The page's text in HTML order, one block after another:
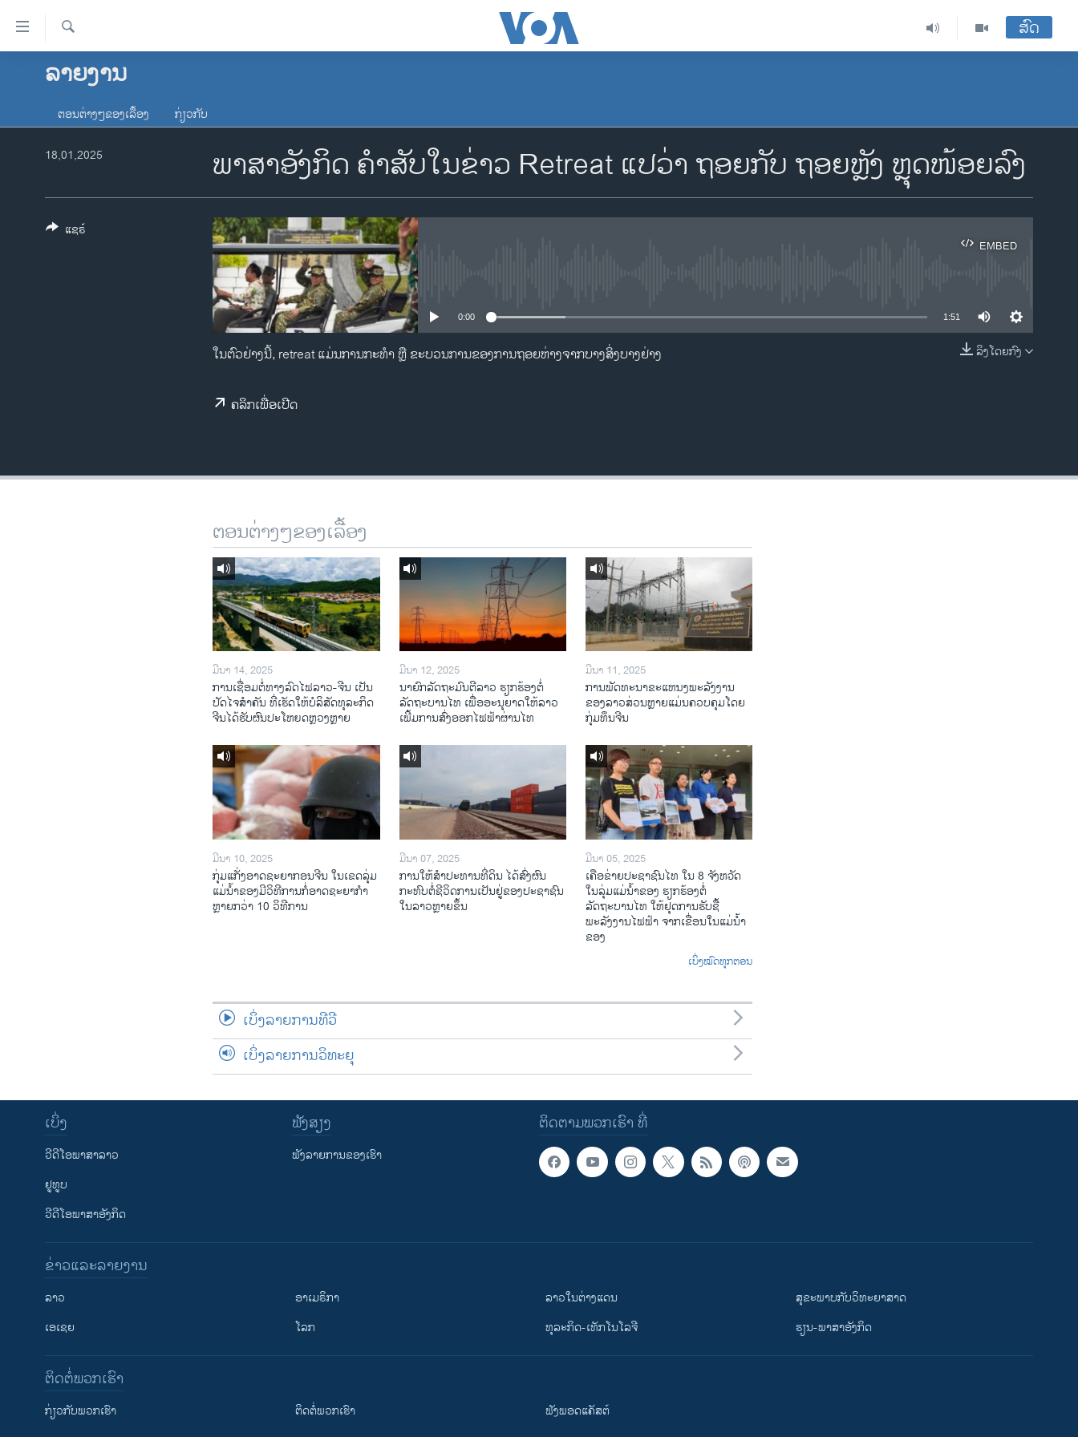
ລິ້ງ
ສຳຫລັບ
ຂ້າມ
ໂຮມເພຈ
ອາເມຣິກາ
ການເລືອກຕັ້ງ ປະທານາທີບໍດີ ສະຫະລັດ
ຂ່າວ​ຈີນ
ສົດ
ລາຍງານ
ຕອນຕ່າງໆຂອງເລື້ອງ ກ່ຽວກັບ
ພາສາອັງກິດ ຄໍາສັບໃນຂ່າວ Retreat ແປວ່າ ຖອຍກັບ ຖອຍຫຼັງ ຫຼຸດໜ້ອຍລົງ
18,01,2025
EMBED
EMBED
0:00 1:51
ລິງໂດຍກົງ
ໃນຕົວຢ່າງນີ້, retreat ແມ່ນການກະທໍາ ຫຼື ຂະບວນການຂອງການຖອຍຫ່າງຈາກບາງສິ່ງບາງຢ່າງ
ຄລິກເພື່ອເປີດ
ແຊຣ໌
ຕອນຕ່າງໆຂອງເລື້ອງ
ມີນາ 14, 2025
ການເຊື່ອມຕໍ່ທາງລົດໄຟລາວ-ຈີນ ເປັນ
ປັດໄຈສໍາຄັນ ທີ່ເຮັດໃຫ້ບໍລິສັດທຸລະກິດ
ຈີນໄດ້ຮັບຜົນປະໂຫຍດຫຼວງຫຼາຍ
ມີນາ 12, 2025
ນາຍົກລັດຖະມົນຕີລາວ ຮຽກຮ້ອງຕໍ່
ລັດຖະບານໄທ ເພື່ອອະນຸຍາດໃຫ້ລາວ
ເພີ້ມການສົ່ງອອກໄຟຟ້າຜ່ານໄທ
ມີນາ 11, 2025
ການພັດທະນາຂະແຫນງພະລັງງານ
ຂອງລາວສ່ວນຫຼາຍແມ່ນຄວບຄຸມໂດຍ
ກຸ່ມທຶນຈີນ
ມີນາ 10, 2025
ກຸ່ມແກັ່ງອາດຊະຍາກອນຈີນ ໃນເຂດລຸ່ມ
ແມ່ນໍ້າຂອງມີວິທີການກໍ່ອາດຊະຍາກຳ
ຫຼາຍກວ່າ 10 ວິທີການ
ມີນາ 07, 2025
ການໃຫ້ສໍາປະທານທີ່ດິນ ໄດ້ສົ່ງຜົນ
ກະທົບຕໍ່ຊີວິດການເປັນຢູ່ຂອງປະຊາຊົນ
ໃນລາວຫຼາຍຂຶ້ນ
ມີນາ 05, 2025
ເຄືອ​ຂ່າຍ​ປະຊາຊົນໄທ​ ໃນ 8 ຈັງຫວັດ
ໃນ​ລຸ່ມ​ແມ່​ນ້ຳ​ຂອງ ຮຽກຮ້ອງຕໍ່
ລັດຖະບານໄທ ໃຫ້ຢຸດການຮັບຊື້
ພະລັງງານໄຟຟ້າ ຈາກເຂື່ອນໃນແມ່ນ້ຳ
ຂອງ
ເບິ່ງໝົດທຸກຕອນ
ເບິ່ງລາຍການທີວີ
ເບິ່ງລາຍການວິທະຍຸ
ຕິດຕາມພວກເຮົາ ທີ່
ເບິ່ງ
ວີດີໂອພາສາລາວ
ຢູທູບ
ວີດີໂອພາສາອັງກິດ
ຟັງສຽງ
ຟັງລາຍການຂອງເຮົາ
ຂ່າວແລະລາຍງານ
ລາວ
ເອເຊຍ
ອາເມຣິກາ
ໂລກ
ລາວໃນຕ່າງແດນ
ທຸລະກິດ-ເທັກໂນໂລຈີ
ສຸຂະພາບກັບວິທະຍາສາດ
ຮຽນ-ພາສາອັງກິດ
ຕິດຕໍ່ພວກເຮົາ
ກ່ຽວກັບພວກເຮົາ ຕິດຕໍ່ພວກເຮົາ ຟັງພອດແຄັສຕ໌